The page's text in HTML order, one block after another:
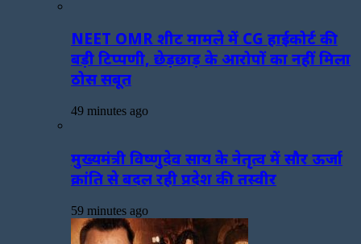
NEET OMR शीट मामले में CG हाईकोर्ट की
बड़ी टिप्पणी, छेड़छाड़ के आरोपों का नहीं मिला
ठोस सबूत
49 minutes ago
मुख्यमंत्री विष्णुदेव साय के नेतृत्व में सौर ऊर्जा
क्रांति से बदल रही प्रदेश की तस्वीर
59 minutes ago